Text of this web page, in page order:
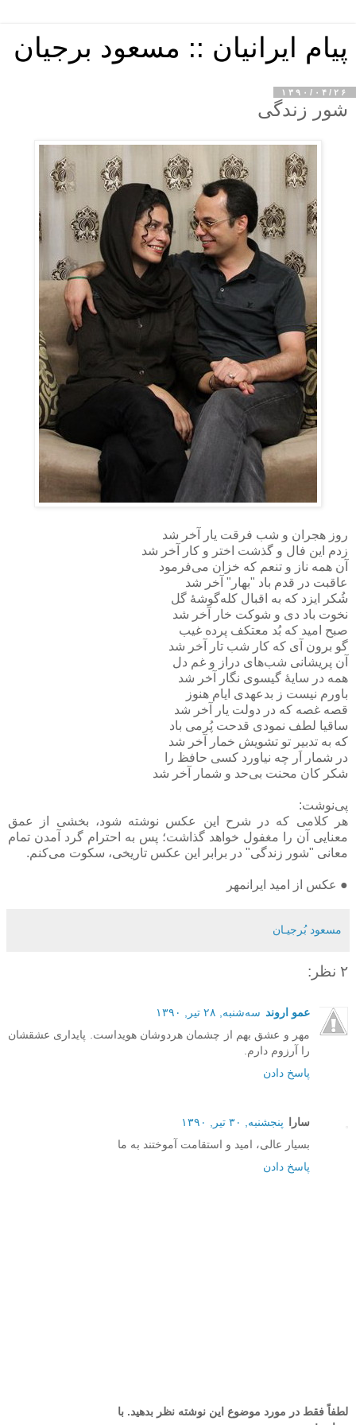
پیام ایرانیان :: مسعود برجیان
۱۳۹۰/۰۴/۲۶
شور زندگی
روز هجران و شب فرقت یار آخر شد
زدم این فال و گذشت اختر و کار آخر شد
آن همه ناز و تنعم که خزان می‌فرمود
عاقبت در قدم باد "بهار" آخر شد
شُکر ایزد که به اقبال کله‌گوشهٔ گل
نخوت باد دی و شوکت خار آخر شد
صبح امید که بُد معتکف پرده غیب
گو برون آی که کار شب تار آخر شد
آن پریشانی شب‌های دراز و غم دل
همه در سایهٔ گیسوی نگار آخر شد
باورم نیست ز بدعهدی ایام هنوز
قصه غصه که در دولت یار آخر شد
ساقیا لطف نمودی قدحت پُرمی باد
که به تدبیر تو تشویش خمار آخر شد
در شمار اَر چه نیاورد کسی حافظ را
شکر کان محنت بی‌حد و شمار آخر شد
پی‌نوشت:
هر کلامی که در شرح این عکس نوشته شود، بخشی از عمق
معنایی آن را مغفول خواهد گذاشت؛ پس به احترام گرد آمدن تمام
معانی "شور زندگی" در برابر این عکس تاریخی، سکوت می‌کنم.
● عکس از امید ایرانمهر
مسعود بُرجيـان
۲ نظر:
عمو اروند سه‌شنبه, ۲۸ تیر, ۱۳۹۰
مهر و عشق بهم از چشمان هردوشان هویداست. پایداری عشقشان
را آرزوم دارم.
پاسخ دادن
سارا
پنجشنبه, ۳۰ تیر, ۱۳۹۰
بسیار عالی، امید و استقامت آموختند به ما
پاسخ دادن
لطفاً فقط در مورد موضوع این نوشته نظر بدهید. با